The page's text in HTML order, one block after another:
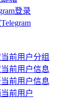
登录
前用户分组
前用户信息
当前用户信息
前用户